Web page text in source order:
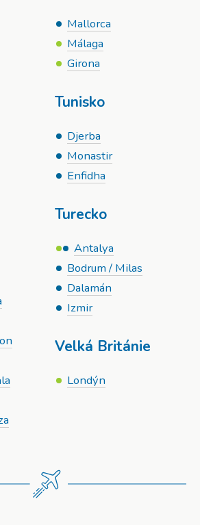
Mallorca
Málaga
Girona
Tunisko
Djerba
Monastir
Enfidha
Turecko
Antalya
Bodrum / Milas
Dalamán
Izmir
Velká Británie
Londýn